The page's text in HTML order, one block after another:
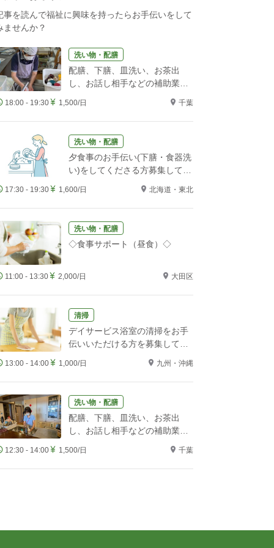
事を読んで福祉に興味を持ったらお手伝いをして
ませんか？
洗い物・配膳
配膳、下膳、皿洗い、お茶出
し、お話し相手などの補助業務
18:00 - 19:30 1,500/日 千葉
洗い物・配膳
夕食事のお手伝い(下膳・食器洗
い)をしてくださる方募集してい
17:30 - 19:30 1,600/日 北海道・東北
洗い物・配膳
◇食事サポート（昼食）◇
11:00 - 13:30 2,000/日 大田区
清掃
デイサービス浴室の清掃をお手
伝いいただける方を募集してい
13:00 - 14:00 1,000/日 九州・沖縄
洗い物・配膳
配膳、下膳、皿洗い、お茶出
し、お話し相手などの補助業務
12:30 - 14:00 1,500/日 千葉